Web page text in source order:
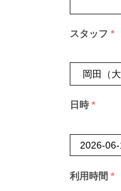
スタッフ *
日時 *
利用時間 *